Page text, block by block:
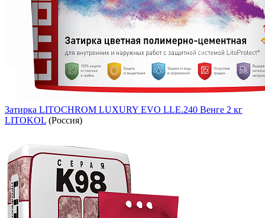
Затирка LITOCHROM LUXURY EVO LLE.240 Венге 2 кг
LITOKOL (Россия)